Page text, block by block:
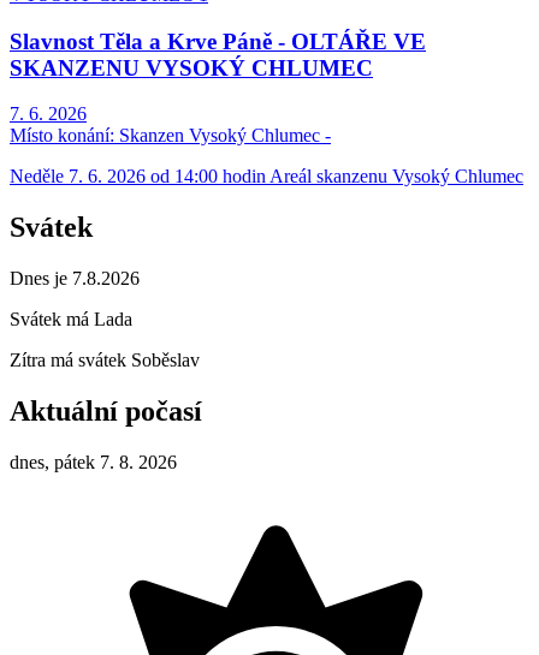
Slavnost Těla a Krve Páně - OLTÁŘE VE
SKANZENU VYSOKÝ CHLUMEC
7. 6. 2026
Místo konání: Skanzen Vysoký Chlumec -
Neděle 7. 6. 2026 od 14:00 hodin Areál skanzenu Vysoký Chlumec
Svátek
Dnes je 7.8.2026
Svátek má Lada
Zítra má svátek Soběslav
Aktuální počasí
dnes, pátek 7. 8. 2026